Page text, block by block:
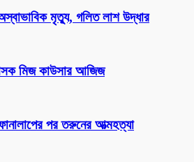
মৃত্যু, গলিত লাশ উদ্ধার
মিজ কাউসার আজিজ
পর তরুনের আত্মহত্যা